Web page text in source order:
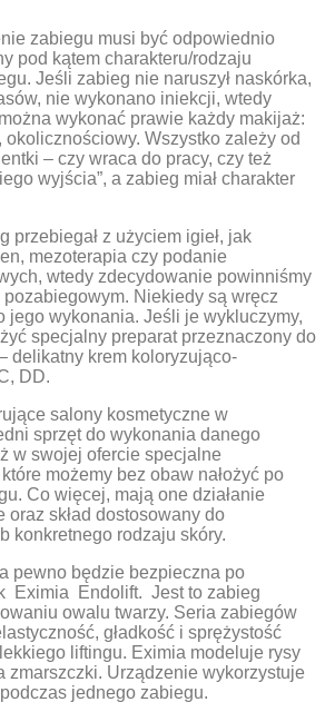
zabiegu musi być odpowiednio
pod kątem charakteru/rodzaju
Jeśli zabieg nie naruszył naskórka,
nie wykonano iniekcji, wtedy
wykonać prawie każdy makijaż:
Wszystko zależy od
– czy wraca do pracy, czy też
wyjścia”, a zabieg miał charakter
przebiegał z użyciem igieł, jak
mezoterapia czy podanie
wtedy zdecydowanie powinniśmy
Niekiedy są wręcz
jego wykonania. Jeśli je wykluczymy,
specjalny preparat przeznaczony do
delikatny krem koloryzująco-
DD.
salony kosmetyczne w
sprzęt do wykonania danego
w swojej ofercie specjalne
możemy bez obaw nałożyć po
Co więcej, mają one działanie
oraz skład dostosowany do
konkretnego rodzaju skóry.
pewno będzie bezpieczna po
Eximia Endolift. Jest to zabieg
owalu twarzy. Seria zabiegów
gładkość i sprężystość
liftingu. Eximia modeluje rysy
zmarszczki. Urządzenie wykorzystuje
jednego zabiegu.